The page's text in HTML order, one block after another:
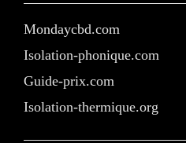
Mondaycbd.com
Isolation-phonique.com
Guide-prix.com
Isolation-thermique.org